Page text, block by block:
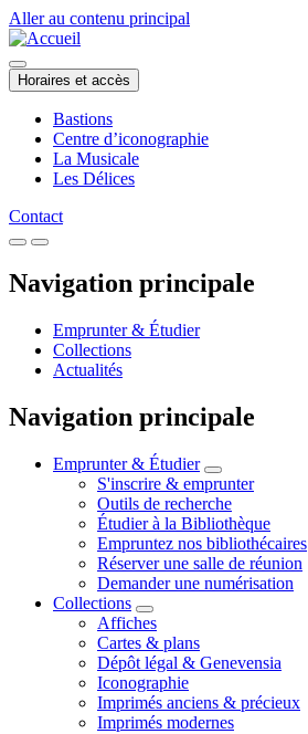
Aller au contenu principal
Horaires et accès
Bastions
Centre d’iconographie
La Musicale
Les Délices
Contact
Navigation principale
Emprunter & Étudier
Collections
Actualités
Navigation principale
Emprunter & Étudier
S'inscrire & emprunter
Outils de recherche
Étudier à la Bibliothèque
Empruntez nos bibliothécaires
Réserver une salle de réunion
Demander une numérisation
Collections
Affiches
Cartes & plans
Dépôt légal & Genevensia
Iconographie
Imprimés anciens & précieux
Imprimés modernes